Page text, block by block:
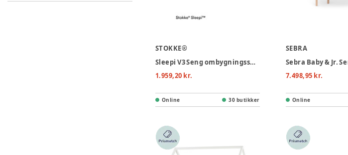
STOKKE®
Sleepi V3 Seng ombygningssæt - hvid
1.959,20 kr.
Online 30 butikker
SEBRA
7.498,95 kr.
Online